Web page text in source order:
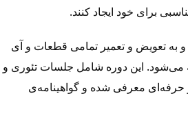
برای خود ایجاد کنند.
و به تعویض و تعمیر تمامی قطعات و آی
می‌شود. این دوره شامل جلسات تئوری و
معرفی شده و گواهینامه‌ی